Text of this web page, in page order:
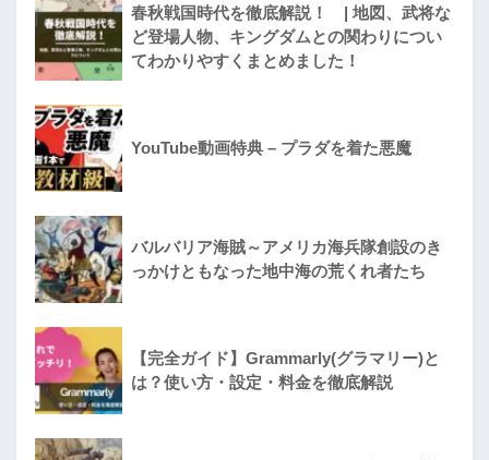
春秋戦国時代を徹底解説！ | 地図、武将な
ど登場人物、キングダムとの関わりについ
てわかりやすくまとめました！
YouTube動画特典 – プラダを着た悪魔
バルバリア海賊～アメリカ海兵隊創設のき
っかけともなった地中海の荒くれ者たち
【完全ガイド】Grammarly(グラマリー)と
は？使い方・設定・料金を徹底解説